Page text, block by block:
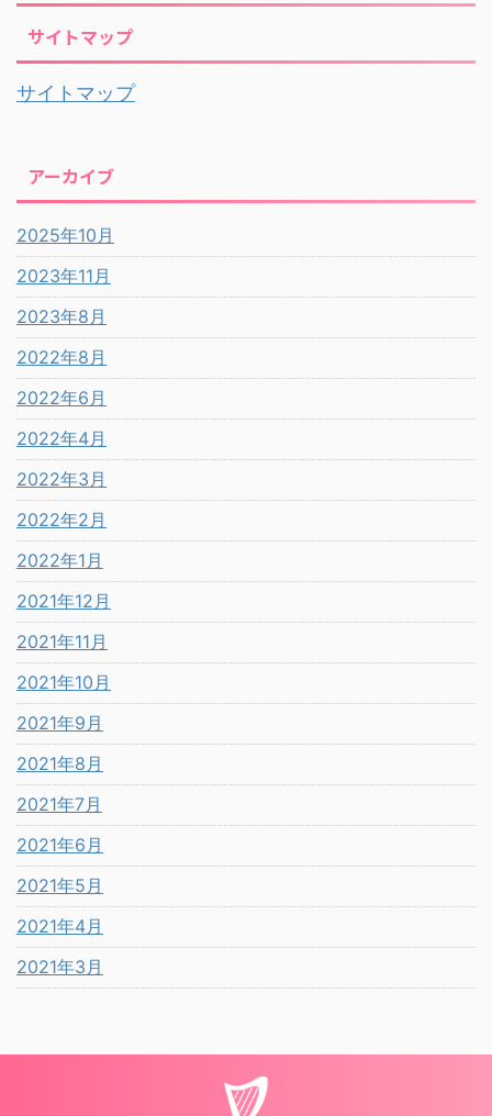
サイトマップ
サイトマップ
アーカイブ
2025年10月
2023年11月
2023年8月
2022年8月
2022年6月
2022年4月
2022年3月
2022年2月
2022年1月
2021年12月
2021年11月
2021年10月
2021年9月
2021年8月
2021年7月
2021年6月
2021年5月
2021年4月
2021年3月